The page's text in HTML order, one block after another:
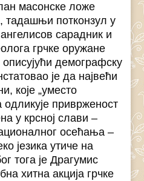
масонске ложе
тадашњи потконзул у
сарадник и
грчке оружане
демографску
је да највећи
које „уместо
приврженост
у крсној слави –
осећања –
језика утиче на
тога је Драгумис
хитна акција грчке